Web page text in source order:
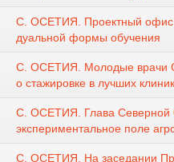
С. ОСЕТИЯ. Проектный офис
дуальной формы обучения
С. ОСЕТИЯ. Молодые врачи
о стажировке в лучших
С. ОСЕТИЯ. Глава Северной
экспериментальное поле
С. ОСЕТИЯ. На заседании